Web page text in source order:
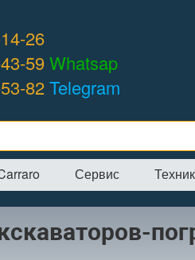
26
59Whatsap
82Telegram
Сервис
→Обзор экскаваторов-